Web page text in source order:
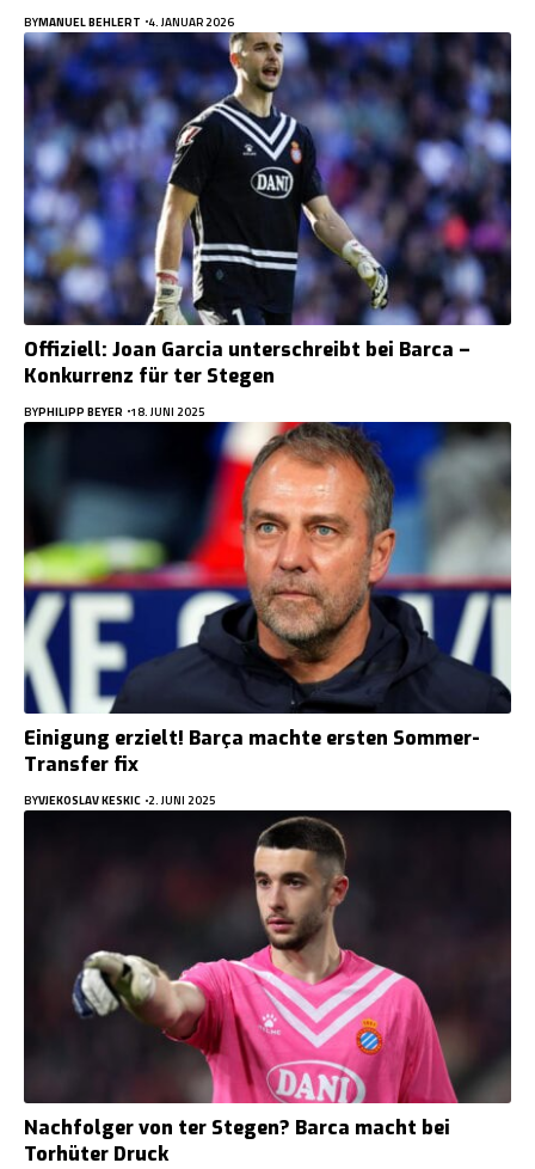
BYMANUEL BEHLERT 4. JANUAR 2026
Offiziell: Joan Garcia unterschreibt bei Barca –
Konkurrenz für ter Stegen
BYPHILIPP BEYER 18. JUNI 2025
Einigung erzielt! Barça machte ersten Sommer-
Transfer fix
BYVJEKOSLAV KESKIC 2. JUNI 2025
Nachfolger von ter Stegen? Barca macht bei
Torhüter Druck